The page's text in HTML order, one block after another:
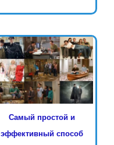
Самый простой и
эффективный способ